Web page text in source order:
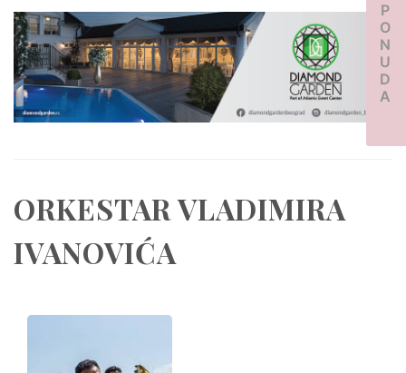
PONUDA
ORKESTAR VLADIMIRA
IVANOVIĆA